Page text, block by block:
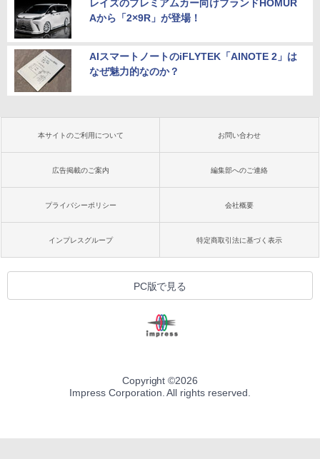
レイズのプレミアムカー向けブランドHOMUR
Aから「2×9R」が登場！
AIスマートノートのiFLYTEK「AINOTE 2」は
なぜ魅力的なのか？
本サイトのご利用について お問い合わせ
広告掲載のご案内 編集部へのご連絡
プライバシーポリシー 会社概要
インプレスグループ 特定商取引法に基づく表示
PC版で見る
Copyright ©2026
Impress Corporation. All rights reserved.